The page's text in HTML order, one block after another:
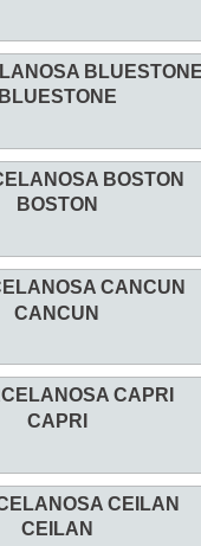
BLUESTONE
BOSTON
CANCUN
CAPRI
CEILAN